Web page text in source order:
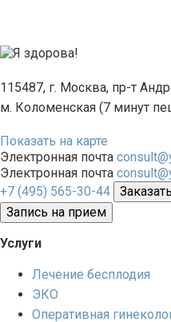
115487, г. Москва, пр-т
м. Коломенская (7 минут
Показать на карте
Электронная почта
Электронная почта
+7 (495) 565-30-44
Запись на прием
Услуги
Лечение бесплодия
ЭКО
Оперативная